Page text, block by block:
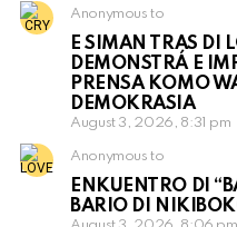
Anonymous to
E SIMAN TRAS DI
DEMONSTRÁ E
PRENSA KOMO
DEMOKRASIA
August 3, 2026, 8:31 pm
Anonymous to
ENKUENTRO DI
BARIO DI